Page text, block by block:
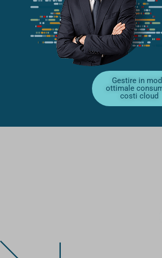
Gestire in
ottimale
costi cloud